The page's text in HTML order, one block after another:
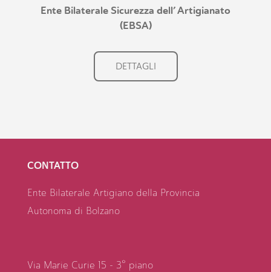
Ente Bilaterale Sicurezza dell’ Artigianato
(EBSA)
DETTAGLI
CONTATTO
Ente Bilaterale Artigiano della Provincia
Autonoma di Bolzano
Via Marie Curie 15 - 3° piano